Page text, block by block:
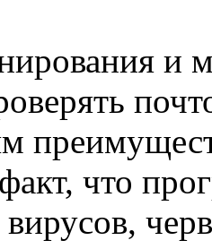
и
что
вирусов,